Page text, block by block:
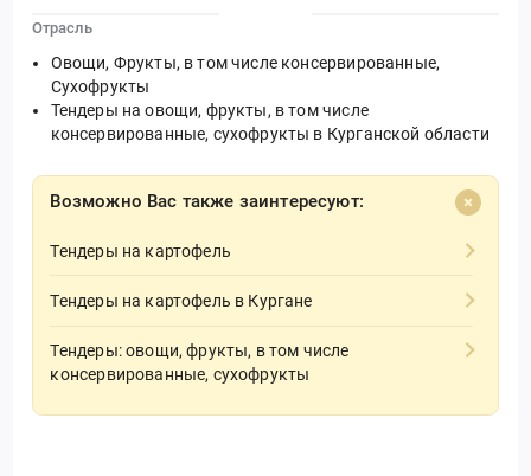
Отрасль
Овощи, Фрукты, в том числе консервированные,
Сухофрукты
Тендеры на овощи, фрукты, в том числе
консервированные, сухофрукты в Курганской области
Возможно Вас также заинтересуют:
Тендеры на картофель
Тендеры на картофель в Кургане
Тендеры: овощи, фрукты, в том числе
консервированные, сухофрукты